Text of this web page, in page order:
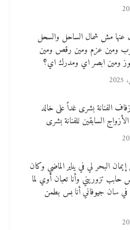
مش شمال الساحل والسحل
ومين عزم ومين رقص ومين
ومين ابصر اي ومدرك اي؟
الفنانة بشرى غداً على خالد
السابقين للفنانة بشرى
البحر لي في يناير الماضي وكان
تزوريني وأنا تعبان أوي لما
سان جيوفاني أنا بس بطمن